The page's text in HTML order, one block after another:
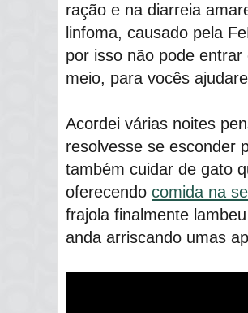
ração e na diarreia
linfoma, causado pela
por isso não pode
meio, para vocês
Acordei várias noites
resolvesse se esconder
também cuidar de gato
oferecendo comida na
frajola finalmente
anda arriscando umas